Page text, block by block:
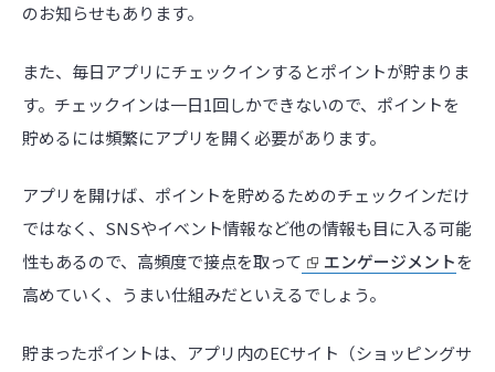
のお知らせもあります。
また、毎日アプリにチェックインするとポイントが貯まりま
す。チェックインは一日1回しかできないので、ポイントを
貯めるには頻繁にアプリを開く必要があります。
アプリを開けば、ポイントを貯めるためのチェックインだけ
ではなく、SNSやイベント情報など他の情報も目に入る可能
性もあるので、高頻度で接点を取って
エンゲージメントを
高めていく、うまい仕組みだといえるでしょう。
貯まったポイントは、アプリ内のECサイト（ショッピングサ